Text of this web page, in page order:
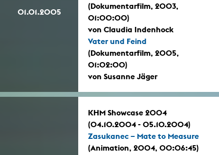
01.01.2005
(Dokumentarfilm, 2003,
01:00:00)
von Claudia Indenhock
Vater und Feind
(Dokumentarfilm, 2005,
01:02:00)
von Susanne Jäger
KHM Showcase 2004
(04.10.2004 - 05.10.2004)
Zasukanec – Mate to Measure
(Animation, 2004, 00:06:45)